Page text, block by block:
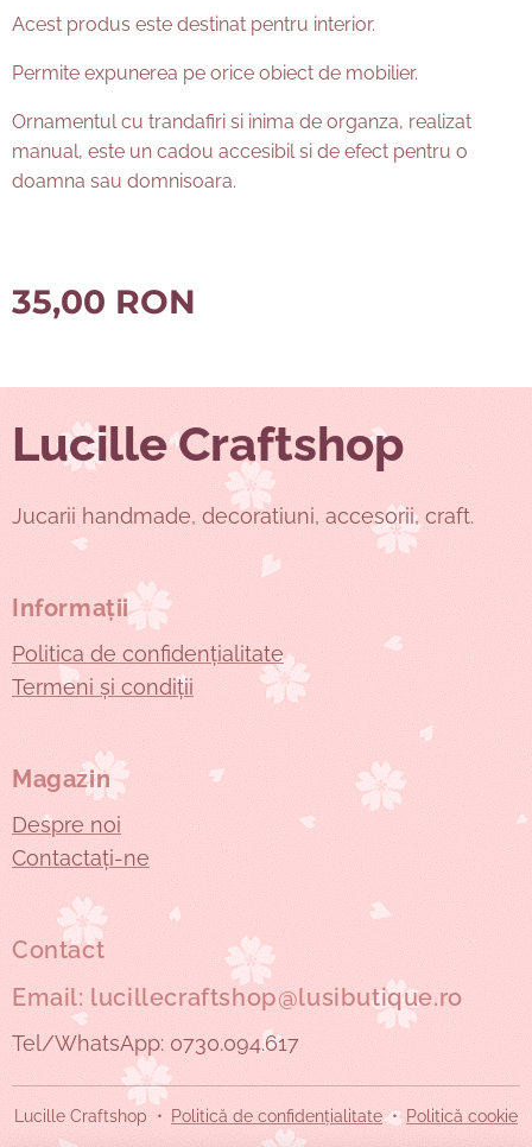
Acest produs este destinat pentru interior.
Permite expunerea pe orice obiect de mobilier.
Ornamentul cu trandafiri si inima de organza, realizat
manual, este un cadou accesibil si de efect pentru o
doamna sau domnisoara.
35,00 RON
Lucille Craftshop
Jucarii handmade, decoratiuni, accesorii, craft.
Informații
Politica de confidențialitate
Termeni și condiții
Magazin
Despre noi
Contactați-ne
Contact
Email: lucillecraftshop@lusibutique.ro
Tel/WhatsApp: 0730.094.617
Lucille Craftshop Politică de confidențialitate Politică cookie